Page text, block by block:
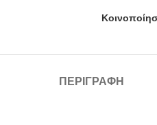
ΠΕΡΙΓΡΑΦΉ